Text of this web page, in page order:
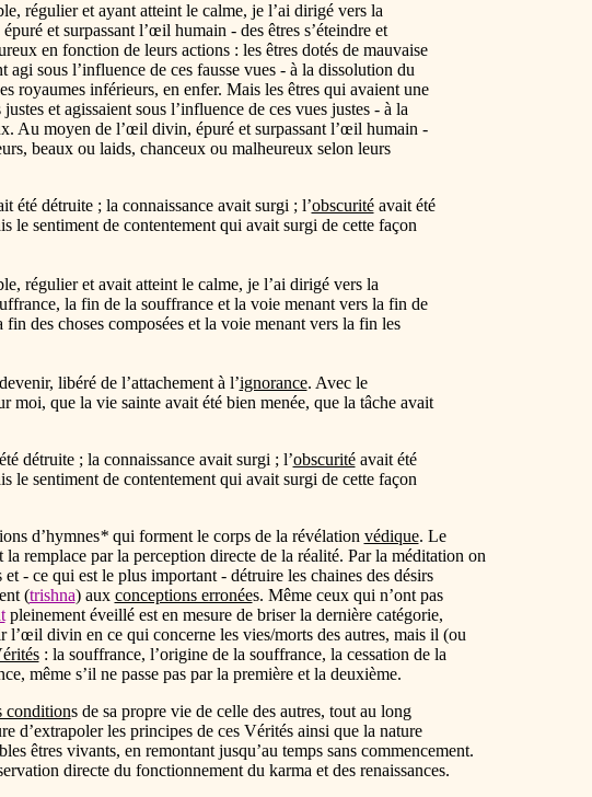
régulier et ayant atteint le calme, je l’ai dirigé vers la
et surpassant l’œil humain - des êtres s’éteindre et
en fonction de leurs actions : les êtres dotés de mauvaise
sous l’influence de ces fausse vues - à la dissolution du
royaumes inférieurs, en enfer. Mais les êtres qui avaient une
et agissaient sous l’influence de ces vues justes - à la
Au moyen de l’œil divin, épuré et surpassant l’œil humain -
beaux ou laids, chanceux ou malheureux selon leurs
été détruite ; la connaissance avait surgi ; l’obscuritéavait été
le sentiment de contentement qui avait surgi de cette façon
régulier et avait atteint le calme, je l’ai dirigé vers la
la fin de la souffrance et la voie menant vers la fin de
fin des choses composées et la voie menant vers la fin les
libéré de l’attachement à l’ignorance. Avec le
moi, que la vie sainte avait été bien menée, que la tâche avait
détruite ; la connaissance avait surgi ; l’obscuritéavait été
le sentiment de contentement qui avait surgi de cette façon
d’hymnes* qui forment le corps de la révélation védique. Le
remplace par la perception directe de la réalité. Par la méditation on
- ce qui est le plus important - détruire les chaines des désirs
(trishna) aux conceptions erronées. Même ceux qui n’ont pas
pleinement éveillé est en mesure de briser la dernière catégorie,
l’œil divin en ce qui concerne les vies/morts des autres, mais il (ou
: la souffrance, l’origine de la souffrance, la cessation de la
même s’il ne passe pas par la première et la deuxième.
conditions de sa propre vie de celle des autres, tout au long
d’extrapoler les principes de ces Vérités ainsi que la nature
êtres vivants, en remontant jusqu’au temps sans commencement.
directe du fonctionnement du karma et des renaissances.